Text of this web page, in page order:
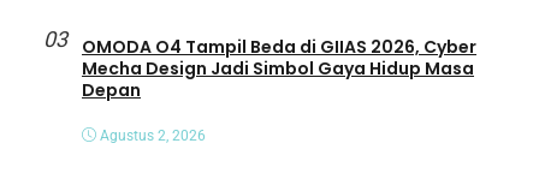
03
OMODA O4 Tampil Beda di GIIAS 2026, Cyber
Mecha Design Jadi Simbol Gaya Hidup Masa
Depan
Agustus 2, 2026